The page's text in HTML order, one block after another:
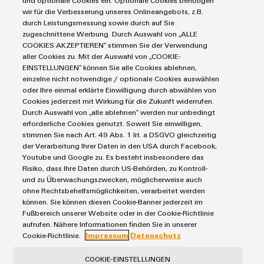
Modifizierte
und
bestückte
Gehäuse
Kundenspezifische
Kabelkonfektionierung
Produktinnovationen
Praxisnahe
Verbindungen für
Ihre Industrie.
Unsere Neuheiten
im Bereich
Industrial
Connectivity.
Markierungssysteme
Reihenklemmen
Stromversorgungen
Industrial Security
Single Pair Ethernet
Smart Metering
SNAP IN Anschlusstechnologie
Workplace Solutions
Connectivity Consulting
eShop / Digitale Bestellmöglichkeiten
Engineering-Daten
PCB Connector Services
Support Center
Technische Produktkataloge
Weidmüller Configurator
Industrien
Datencenter
Gerätehersteller
Maschinenbau
Photovoltaik
Wasserstoff
Weidmüller Industry Match
Windenergie
Impressum
Einkaufs- /Lieferanteninformationen
Datenschutzerklärung
Cookie Richtlinie
Cookie Einstellungen
Weidmüller GmbH & Co KG
Klingenbergstraße 26
32758 Detmold
Tel.: +49 5231 14-280
wir für die Verbesserung unseres Onlineangebots, z.B.
durch Leistungsmessung sowie durch auf Sie
zugeschnittene Werbung. Durch Auswahl von „ALLE
COOKIES AKZEPTIEREN“ stimmen Sie der Verwendung
aller Cookies zu. Mit der Auswahl von „COOKIE-
EINSTELLUNGEN“ können Sie alle Cookies ablehnen,
einzelne nicht notwendige / optionale Cookies auswählen
oder Ihre einmal erklärte Einwilligung durch abwählen von
Cookies jederzeit mit Wirkung für die Zukunft widerrufen.
Durch Auswahl von „alle ablehnen“ werden nur unbedingt
erforderliche Cookies genutzt. Soweit Sie einwilligen,
stimmen Sie nach Art. 49 Abs. 1 lit. a DSGVO gleichzeitig
der Verarbeitung Ihrer Daten in den USA durch Facebook,
Youtube und Google zu. Es besteht insbesondere das
Risiko, dass Ihre Daten durch US-Behörden, zu Kontroll-
und zu Überwachungszwecken, möglicherweise auch
ohne Rechtsbehelfsmöglichkeiten, verarbeitet werden
können. Sie können diesen Cookie-Banner jederzeit im
Fußbereich unserer Website oder in der Cookie-Richtlinie
aufrufen. Nähere Informationen finden Sie in unserer
Cookie-Richtlinie.
Impressum Datenschutz
COOKIE-EINSTELLUNGEN